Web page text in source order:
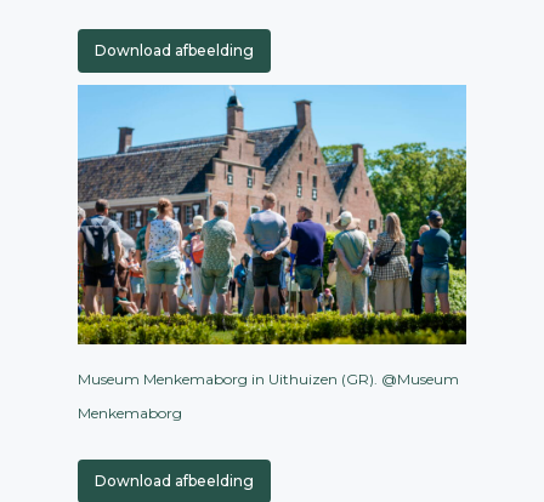
Download afbeelding
Museum Menkemaborg in Uithuizen (GR). @Museum
Menkemaborg
Download afbeelding